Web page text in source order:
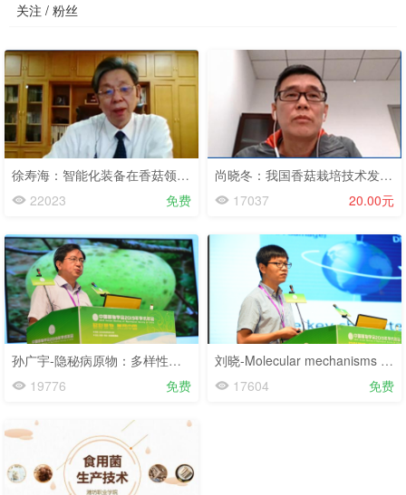
关注 / 粉丝
徐寿海：智能化装备在香菇领域的应用-2020香菇网络大会-2020.5.5
22023
免费
尚晓冬：我国香菇栽培技术发展及趋势-2020香菇网络大会-2020.5.5
17037
20.00元
孙广宇-隐秘病原物：多样性与进化机制-2019学术年会-2019.8.3
19776
免费
刘晓-Molecular mechanisms of circadian ...Neurospora-2019学术年会-2019.8.3
17604
免费